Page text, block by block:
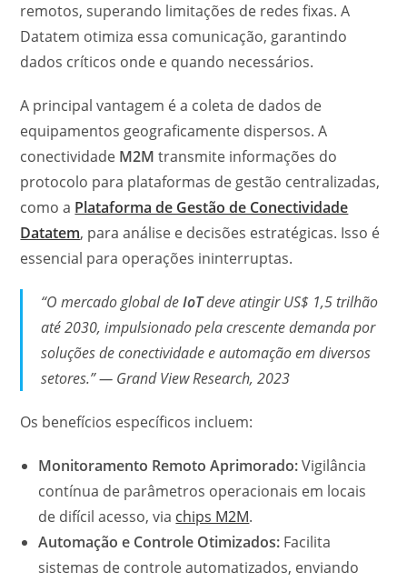
remotos, superando limitações de redes fixas. A
Datatem otimiza essa comunicação, garantindo
dados críticos onde e quando necessários.
A principal vantagem é a coleta de dados de
equipamentos geograficamente dispersos. A
conectividade M2M transmite informações do
protocolo para plataformas de gestão centralizadas,
como a Plataforma de Gestão de Conectividade
Datatem, para análise e decisões estratégicas. Isso é
essencial para operações ininterruptas.
“O mercado global deIoTdeve atingir US$ 1,5 trilhão
até 2030, impulsionado pela crescente demanda por
soluções de conectividade e automação em diversos
setores.” — Grand View Research, 2023
Os benefícios específicos incluem:
Monitoramento Remoto Aprimorado:Vigilância
contínua de parâmetros operacionais em locais
de difícil acesso, via chips M2M.
Automação e Controle Otimizados: Facilita
sistemas de controle automatizados, enviando